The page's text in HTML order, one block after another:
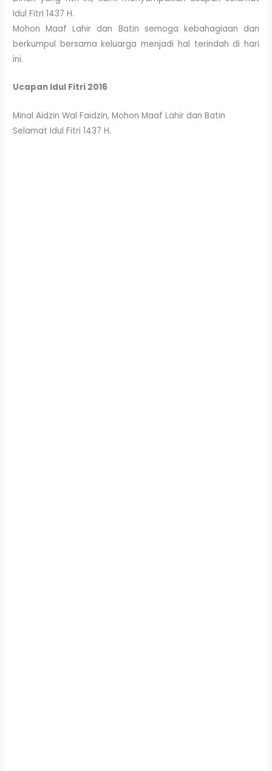
Idul Fitri 1437 H.
Mohon Maaf Lahir dan Batin semoga kebahagiaan dan
berkumpul bersama keluarga menjadi hal terindah di hari
ini.
Ucapan Idul Fitri 2016
Minal Aidzin Wal Faidzin, Mohon Maaf Lahir dan Batin
Selamat Idul Fitri 1437 H.